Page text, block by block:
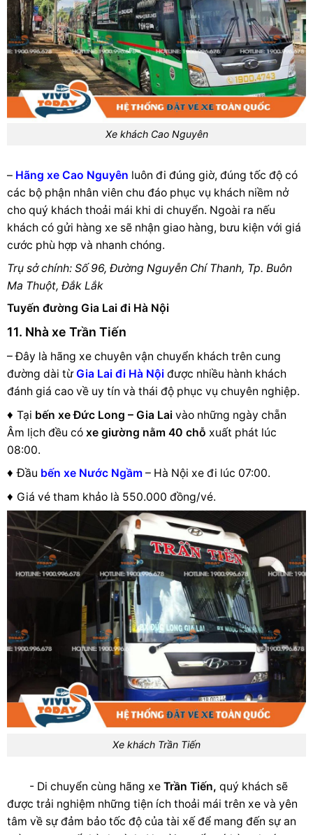
Xe khách Cao Nguyên
– Hãng xe Cao Nguyên luôn đi đúng giờ, đúng tốc độ có
các bộ phận nhân viên chu đáo phục vụ khách niềm nở
cho quý khách thoải mái khi di chuyển. Ngoài ra nếu
khách có gửi hàng xe sẽ nhận giao hàng, bưu kiện với giá
cước phù hợp và nhanh chóng.
Trụ sở chính: Số 96, Đường Nguyễn Chí Thanh, Tp. Buôn
Ma Thuột, Đắk Lắk
Tuyến đường Gia Lai đi Hà Nội
11. Nhà xe Trần Tiến
– Đây là hãng xe chuyên vận chuyển khách trên cung
đường dài từ Gia Lai đi Hà Nội được nhiều hành khách
đánh giá cao về uy tín và thái độ phục vụ chuyên nghiệp.
♦ Tại bến xe Đức Long – Gia Lai vào những ngày chẵn
Âm lịch đều có xe giường nằm 40 chỗ xuất phát lúc
08:00.
♦ Đầu bến xe Nước Ngầm – Hà Nội xe đi lúc 07:00.
♦ Giá vé tham khảo là 550.000 đồng/vé.
Xe khách Trần Tiến
- Di chuyển cùng hãng xe Trần Tiến, quý khách sẽ
được trải nghiệm những tiện ích thoải mái trên xe và yên
tâm về sự đảm bảo tốc độ của tài xế để mang đến sự an